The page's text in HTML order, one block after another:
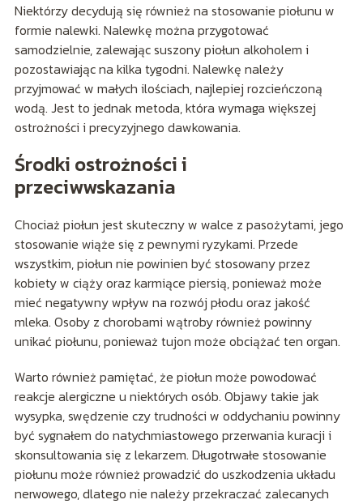
Niektórzy decydują się również na stosowanie piołunu w
formie nalewki. Nalewkę można przygotować
samodzielnie, zalewając suszony piołun alkoholem i
pozostawiając na kilka tygodni. Nalewkę należy
przyjmować w małych ilościach, najlepiej rozcieńczoną
wodą. Jest to jednak metoda, która wymaga większej
ostrożności i precyzyjnego dawkowania.
Środki ostrożności i
przeciwwskazania
Chociaż piołun jest skuteczny w walce z pasożytami, jego
stosowanie wiąże się z pewnymi ryzykami. Przede
wszystkim, piołun nie powinien być stosowany przez
kobiety w ciąży oraz karmiące piersią, ponieważ może
mieć negatywny wpływ na rozwój płodu oraz jakość
mleka. Osoby z chorobami wątroby również powinny
unikać piołunu, ponieważ tujon może obciążać ten organ.
Warto również pamiętać, że piołun może powodować
reakcje alergiczne u niektórych osób. Objawy takie jak
wysypka, swędzenie czy trudności w oddychaniu powinny
być sygnałem do natychmiastowego przerwania kuracji i
skonsultowania się z lekarzem. Długotrwałe stosowanie
piołunu może również prowadzić do uszkodzenia układu
nerwowego, dlatego nie należy przekraczać zalecanych